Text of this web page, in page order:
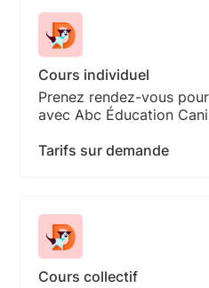
Cours individuel
Prenez rendez-vous
avec Abc Éducation
Tarifs sur demande
Cours collectif